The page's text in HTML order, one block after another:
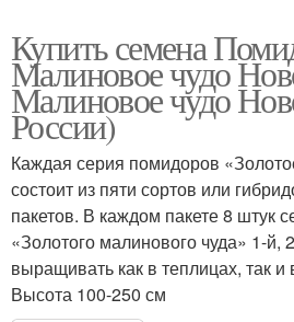
Купить семена
Малиновое чудо
Малиновое чудо
России)
Каждая серия помидоров
состоит из пяти сортов или
пакетов. В каждом пакете 8 штук
«Золотого малинового чуда» 1-
выращивать как в теплицах, так и
Высота 100-250 см